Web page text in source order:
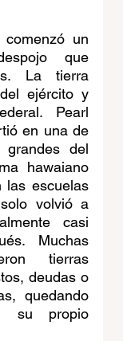
un
que
La tierra
ejército y
Pearl
en una de
del
hawaiano
las escuelas
volvió a
casi
Muchas
tierras
deudas o
quedando
su propio